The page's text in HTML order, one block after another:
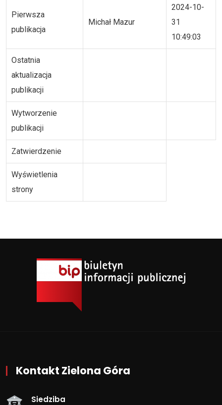
Pierwsza
publikacja
Michał Mazur
2024-10-
31
10:49:03
Ostatnia
aktualizacja
publikacji
Wytworzenie
publikacji
Zatwierdzenie
Wyświetlenia
strony
Kontakt Zielona Góra
Siedziba